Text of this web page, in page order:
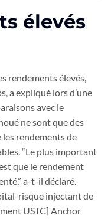
élevés
rendements élevés,
a expliqué lors d’une
avec le
ne sont que des
les rendements de
“Le plus important
que le rendement
a-t-il déclaré.
risque injectant de
USTC] Anchor